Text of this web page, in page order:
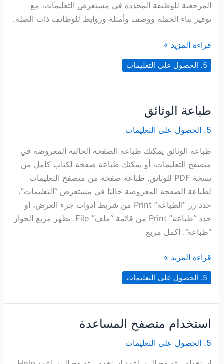
المرجعية للوظيفة المحددة في مستعرض التعليمات، مع
توفير بناء الجملة ووصف وأمثلة وروابط للوظائف ذات الصلة.
استخدام
وظائف
المساعدة
قراءة المزيد »
5. الحصول على التعليمات
طباعة الوثائق
5. الحصول على التعليمات
طباعة الوثائق يمكنك طباعة الصفحة الحالية المعروضة في
متصفح التعليمات، أو يمكنك طباعة صفحة لكتاب كامل من
نسخة PDF للوثائق. طباعة صفحة من متصفح التعليمات
لطباعة الصفحة المعروضة حاليًا في مستعرض “التعليمات”،
حدد زر “الطباعة” Print من شريط أدوات جزء العرض، أو
حدد “طباعة” Print من قائمة “ملف” File. يظهر مربع الحوار
“طباعة”. أكمل مربع
طباعة
الوثائق
قراءة المزيد »
5. الحصول على التعليمات
استخدام متصفح المساعدة
5. الحصول على التعليمات